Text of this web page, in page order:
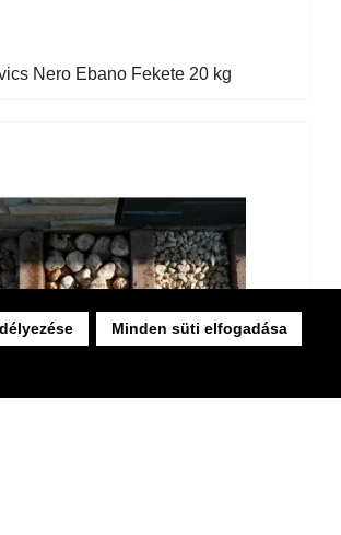
Minden süti elfogadása
Nero Ebano Fekete 20 kg